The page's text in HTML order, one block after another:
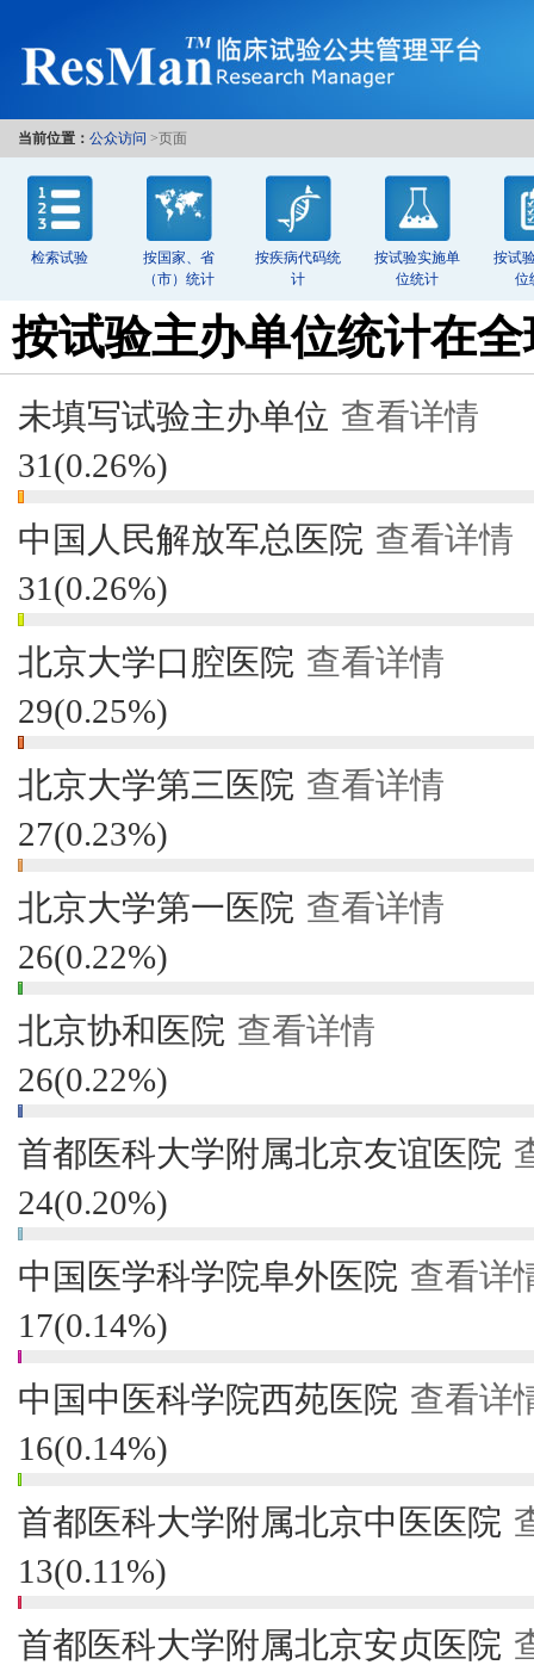
当前位置： 公众访问 >页面
检索试验
按国家、省
（市）统计
按疾病代码统
计
按试验实施单
位统计
按试
位
按试验主办单位统计在
未填写试验主办单位 查看详情
31 (0.26%)
中国人民解放军总医院 查看详情
31 (0.26%)
北京大学口腔医院 查看详情
29(0.25%)
北京大学第三医院 查看详情
27(0.23%)
北京大学第一医院 查看详情
26(0.22%)
北京协和医院 查看详情
26(0.22%)
首都医科大学附属北京友谊医院
24(0.20%)
中国医学科学院阜外医院 查看详
17(0.14%)
中国中医科学院西苑医院 查看详
16(0.14%)
首都医科大学附属北京中医医院
13(0.11%)
首都医科大学附属北京安贞医院